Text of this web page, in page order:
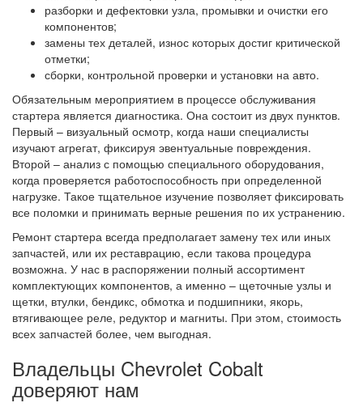
разборки и дефектовки узла, промывки и очистки его
компонентов;
замены тех деталей, износ которых достиг критической
отметки;
сборки, контрольной проверки и установки на авто.
Обязательным мероприятием в процессе обслуживания
стартера является диагностика. Она состоит из двух пунктов.
Первый – визуальный осмотр, когда наши специалисты
изучают агрегат, фиксируя эвентуальные повреждения.
Второй – анализ с помощью специального оборудования,
когда проверяется работоспособность при определенной
нагрузке. Такое тщательное изучение позволяет фиксировать
все поломки и принимать верные решения по их устранению.
Ремонт стартера всегда предполагает замену тех или иных
запчастей, или их реставрацию, если такова процедура
возможна. У нас в распоряжении полный ассортимент
комплектующих компонентов, а именно – щеточные узлы и
щетки, втулки, бендикс, обмотка и подшипники, якорь,
втягивающее реле, редуктор и магниты. При этом, стоимость
всех запчастей более, чем выгодная.
Владельцы Chevrolet Cobalt
доверяют нам